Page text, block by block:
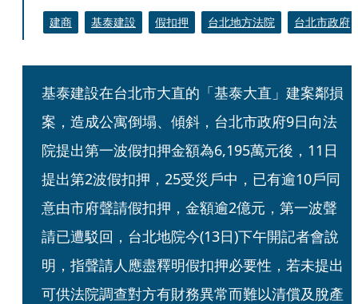
建商 基泰建設 假扣押 台北地方法院 台北市政府
基泰建設在台北市大直的「基泰大直」建案鄰損
案，造成公寓倒塌、傾斜，台北市政府9日向法
院提出第一波假扣押金額為6,195萬元後，11日
提出第2波假扣押，25受災戶中，已有逾10戶同
意由市府聲請假扣押，金額逾2億元，第一波聲
請已遭駁回，台北地院今(13日)下午開記者會說
明，指聲請人應盡釋明假扣押必要性，若未提出
可供法院調查對方有財務異常而難以清償及脫產